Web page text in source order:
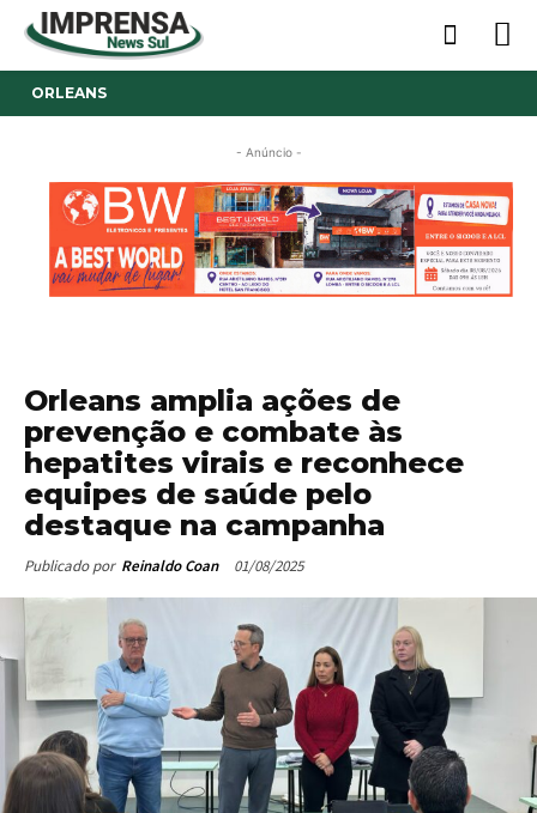
ORLEANS
- Anúncio -
Orleans amplia ações de
prevenção e combate às
hepatites virais e reconhece
equipes de saúde pelo
destaque na campanha
Publicado por Reinaldo Coan 01/08/2025